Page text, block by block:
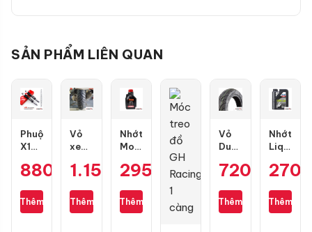
SẢN PHẨM LIÊN QUAN
Phuộc
X1R
màu
mới
cho
880.000₫
Thêm
Vỏ
xe
Scoot
130/70-
13
1.154.000 ₫
Thêm
Nhớt
Motul
10W50
1L
295.000₫
Thêm
Vỏ
Dunlop
size
10
720.000₫
Thêm
Nhớt
Liqui
10W40
1L
Thêm